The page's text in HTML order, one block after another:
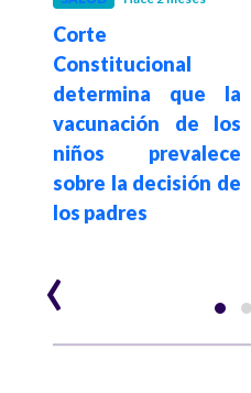
Corte
Constitucional
determina que la
vacunación de los
niños prevalece
sobre la decisión de
los padres
‹